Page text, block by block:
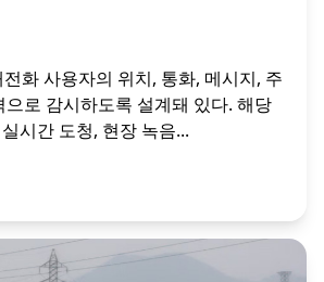
화 사용자의 위치, 통화, 메시지, 주
으로 감시하도록 설계돼 있다. 해당
시간 도청, 현장 녹음...